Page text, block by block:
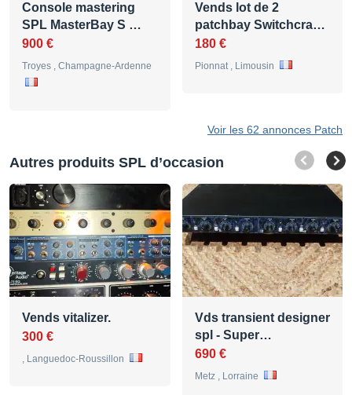
Console mastering
SPL MasterBay S …
900 €
Troyes , Champagne-Ardenne
Vends lot de 2
patchbay Switchcra…
180 €
Pionnat , Limousin
Voir les 62 annonces Patch
Autres produits SPL d’occasion
Vends vitalizer.
300 €
, Languedoc-Roussillon
Vds transient designer
spl - Super…
690 €
Metz , Lorraine